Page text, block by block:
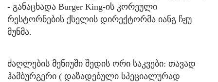
- განაცხადა Burger King-ის კორეული
რესტორნების ქსელის დირექტორმა იანგ ჩჟუ
მუნმა.
ძაღლების მენიუში შედის ორი საკვები: თავად
ჰამბურგერი ( დაზადებული სპეციალურად